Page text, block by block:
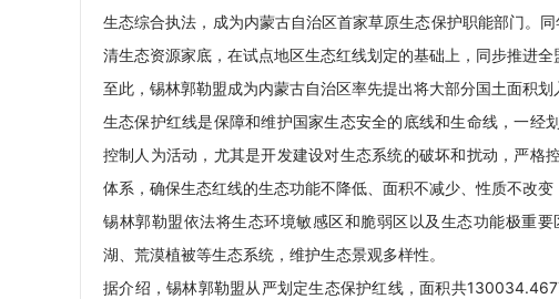
生态综合执法，成为内蒙古自治区首家草原生态保护职能部门。
清生态资源家底，在试点地区生态红线划定的基础上，同步推进全
至此，锡林郭勒盟成为内蒙古自治区率先提出将大部分国土面积划
生态保护红线是保障和维护国家生态安全的底线和生命线，一经
控制人为活动，尤其是开发建设对生态系统的破坏和扰动，严格
体系，确保生态红线的生态功能不降低、面积不减少、性质不改变
锡林郭勒盟依法将生态环境敏感区和脆弱区以及生态功能极重
湖、荒漠植被等生态系统，维护生态景观多样性。
据介绍，锡林郭勒盟从严划定生态保护红线，面积共